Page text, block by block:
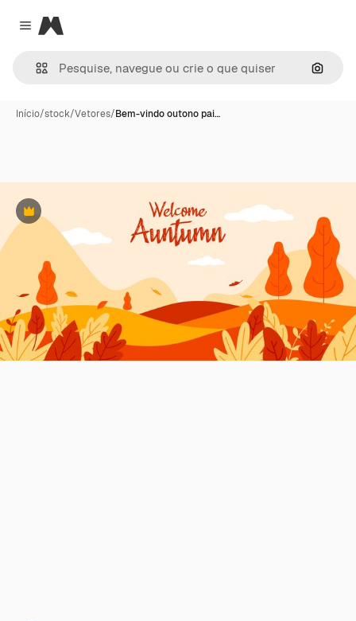
Close menu
Magnific
Início/stock/Vetores/Bem-vindo outono pai…
Premium